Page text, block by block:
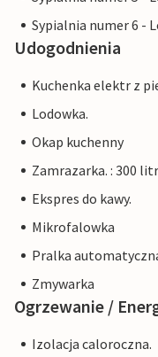
Sypialnia numer 6 -
Udogodnienia
Kuchenka elektr z
Lodowka.
Okap kuchenny
Zamrazarka. : 300
Ekspres do kawy.
Mikrofalowka
Pralka
Zmywarka
Ogrzewanie /
Izolacja caloroczna.